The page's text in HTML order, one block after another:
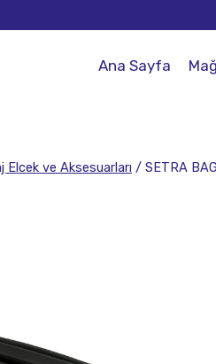
Ana Sayfa
Elcek ve Aksesuarları / SETRA